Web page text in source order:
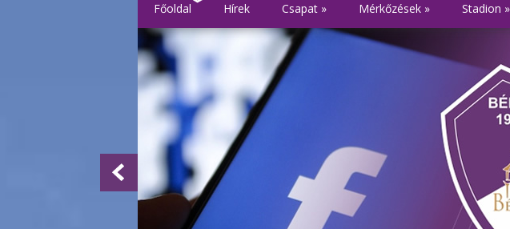
Főoldal Hírek Csapat » Mérkőzések » Stadion »